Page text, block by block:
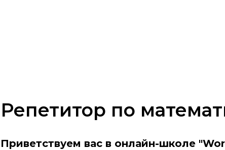
Репетитор по
Приветствуем вас в онлайн-школе